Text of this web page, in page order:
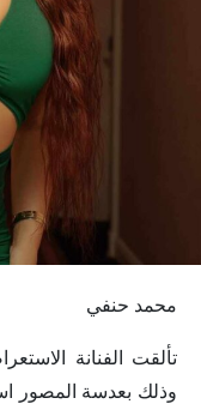
محمد حنفي
تألقت الفنانة
وذلك بعدسة المصور